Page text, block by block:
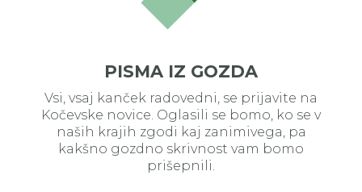
PISMA IZ GOZDA
Vsi, vsaj kanček radovedni, se prijavite na
Kočevske novice. Oglasili se bomo, ko se v
naših krajih zgodi kaj zanimivega, pa
kakšno gozdno skrivnost vam bomo
prišepnili.